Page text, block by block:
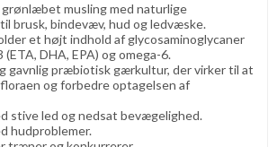
musling med naturlige
brusk, bindevæv, hud og ledvæske.
et højt indhold af glycosaminoglycaner
(ETA, DHA, EPA) og omega-6.
gavnlig præbiotisk gærkultur, der virker til at
og forbedre optagelsen af
stive led og nedsat bevægelighed.
hudproblemer.